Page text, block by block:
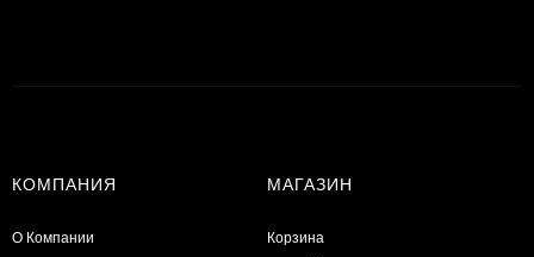
КОМПАНИЯ
О Компании
МАГАЗИН
Корзина